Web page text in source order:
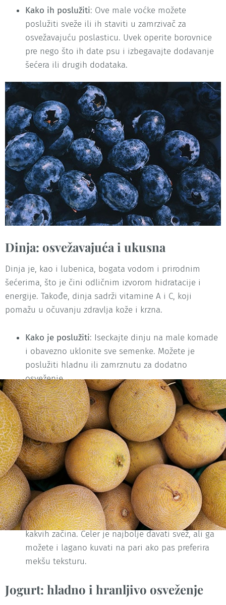
Kako ih poslužiti: Ove male voćke možete
poslužiti sveže ili ih staviti u zamrzivač za
osvežavajuću poslasticu. Uvek operite borovnice
pre nego što ih date psu i izbegavajte dodavanje
šećera ili drugih dodataka.
Dinja: osvežavajuća i ukusna
Dinja je, kao i lubenica, bogata vodom i prirodnim
šećerima, što je čini odličnim izvorom hidratacije i
energije. Takođe, dinja sadrži vitamine A i C, koji
pomažu u očuvanju zdravlja kože i krzna.
Kako je poslužiti: Iseckajte dinju na male komade
i obavezno uklonite sve semenke. Možete je
poslužiti hladnu ili zamrznutu za dodatno
osveženje.
Celer: hidratacija i zdravlje desni
Celer je povrće sa visokim sadržajem vode i odličan je
izvor vitamina A, C i K. Takođe, njegova hrskava tekstura
može pomoći u održavanju zdravlja desni i zuba vašeg
psa.
Kako ga poslužiti: Operite celer i iseckajte ga na
manje komade. Izbegavajte dodavanje soli ili bilo
kakvih začina. Celer je najbolje davati svež, ali ga
možete i lagano kuvati na pari ako pas preferira
mekšu teksturu.
Jogurt: hladno i hranljivo osveženje